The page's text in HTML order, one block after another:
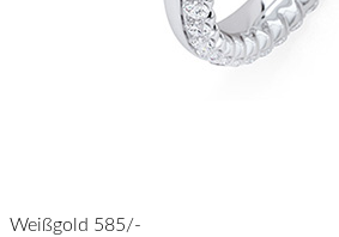
Weißgold 585/-